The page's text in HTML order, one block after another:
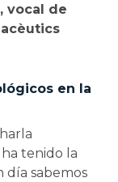
vocal de
en la
tenido la
día sabemos